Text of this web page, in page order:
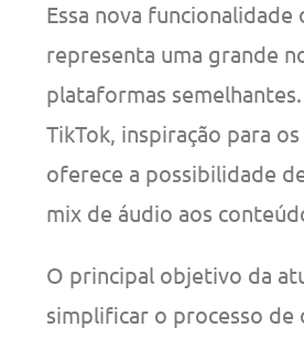
Essa nova funcionalidade
representa uma grande
plataformas
TikTok, inspiração para
oferece a possibilidade
mix de áudio aos
O principal objetivo da
simplificar o processo de